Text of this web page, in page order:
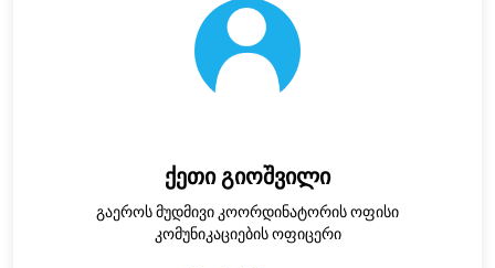
ქეთი გიოშვილი
გაეროს მუდმივი კოორდინატორის ოფისი
კომუნიკაციების ოფიცერი